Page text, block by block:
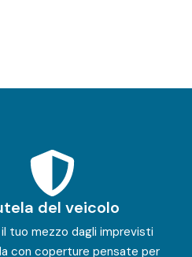
del veicolo
tuo mezzo dagli imprevisti
con coperture pensate per